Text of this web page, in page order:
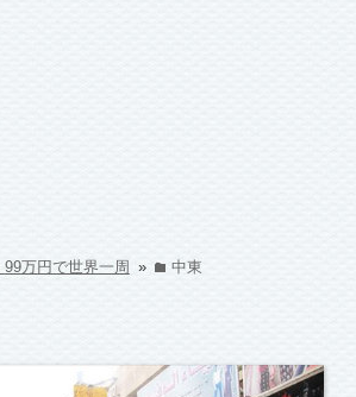
99万円で世界一周 » folder 中東